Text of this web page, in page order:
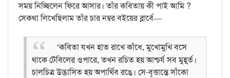
সময় নিচ্ছিলেন ফিরে আসার। তাঁর কবিতায় কী পাই আমি ?
সেকথা লিখেছিলাম তাঁর চার নম্বর বইয়ের ব্লার্বে—
‘কবিতা যখন হাত রাখে কাঁধে, মুখোমুখি বসে
থাকে টেবিলের ওপারে, তখন রচিত হয় আশ্চর্য সব মুহূর্ত।
চালচিত্র উদ্ভাসিত হয় অপার্থিব রঙে। সে-বৃত্তান্তে সাঁকো